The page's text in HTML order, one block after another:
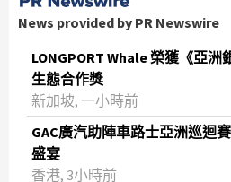
News provided by PR Newswire
LONGPORT Whale 榮獲《亞
生態合作獎
新加坡, 一小時前
GAC廣汽助陣車路士亞洲巡迴
盛宴
香港, 3小時前